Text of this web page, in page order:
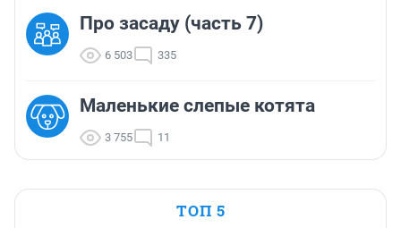
Про засаду (часть 7)
6 503 335
Маленькие слепые котята
3 755 11
ТОП 5